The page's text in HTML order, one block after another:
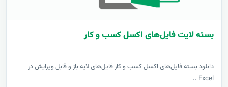
بسته لایت فایل‌های اکسل کسب و کار
دانلود بسته فایل‌های اکسل کسب و کار فایل‌های لایه باز و قابل ویرایش در
Excel ..